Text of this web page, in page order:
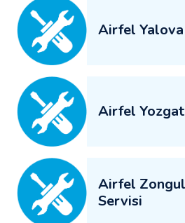
Airfel
Airfel
Airfel
Servisi